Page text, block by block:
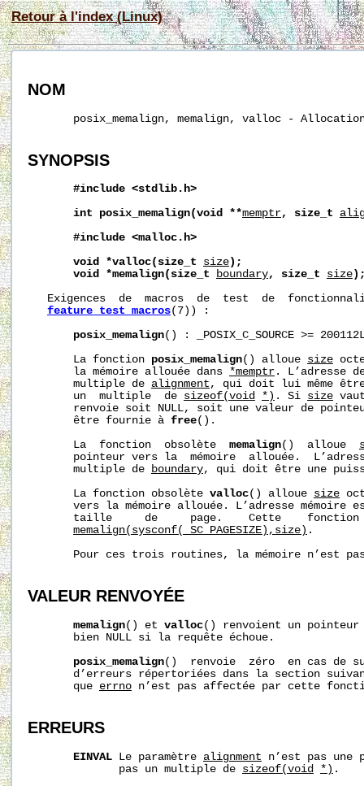
Retour à l'index (Linux)
NOM
posix_memalign, memalign, valloc -
SYNOPSIS
#include <stdlib.h>
int
posix_memalign(void **memptr, size_t
#include <malloc.h>
void *valloc(size_t size );
void *memalign(size_t boundary, size_t size
Exigences  de  macros  de  test  de
feature_test_macros(7)) :
posix_memalign() : _POSIX_C_SOURCE >=
       La fonction
posix_memalign() alloue size
       la mémoire allouée dans
*memptr . L’adresse
       multiple de
alignment , qui doit lui même
       un  multiple  de
sizeof(void *) . Si size
renvoie soit NULL, soit une valeur de
       être fournie à
free().
       La  fonction  obsolète
memalign()  alloue
pointeur vers la  mémoire  allouée.
       multiple de
boundary, qui doit être une
       La fonction obsolète
valloc() alloue size
vers la mémoire allouée. L’adresse mémoire
taille     de     page.    Cette
memalign(sysconf(_SC_PAGESIZE),size) .
Pour ces trois routines, la mémoire n’est
VALEUR RENVOYÉE
memalign() et valloc() renvoient un pointeur
       bien NULL si la requête échoue.
posix_memalign()  renvoie  zéro  en cas de
d’erreurs répertoriées dans la section
       que
errno n’est pas affectée par cette
ERREURS
EINVAL Le paramètre alignment n’est pas une
              pas un multiple de
sizeof(void *) .